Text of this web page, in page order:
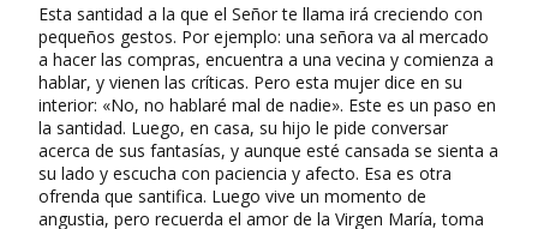
Esta santidad a la que el Señor te llama irá creciendo con
pequeños gestos. Por ejemplo: una señora va al mercado
a hacer las compras, encuentra a una vecina y comienza a
hablar, y vienen las críticas. Pero esta mujer dice en su
interior: «No, no hablaré mal de nadie». Este es un paso en
la santidad. Luego, en casa, su hijo le pide conversar
acerca de sus fantasías, y aunque esté cansada se sienta a
su lado y escucha con paciencia y afecto. Esa es otra
ofrenda que santifica. Luego vive un momento de
angustia, pero recuerda el amor de la Virgen María, toma